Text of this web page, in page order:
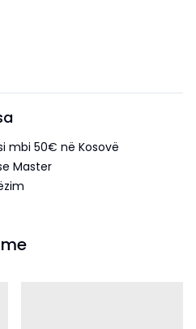
mbi 50€ në Kosovë
Master